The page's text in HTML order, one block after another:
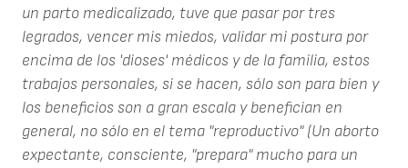
un parto medicalizado, tuve que pasar por tres
legrados, vencer mis miedos, validar mi postura por
encima de los 'dioses' médicos y de la familia, estos
trabajos personales, si se hacen, sólo son para bien y
los beneficios son a gran escala y benefician en
general, no sólo en el tema "reproductivo" (Un aborto
expectante, consciente, "prepara" mucho para un